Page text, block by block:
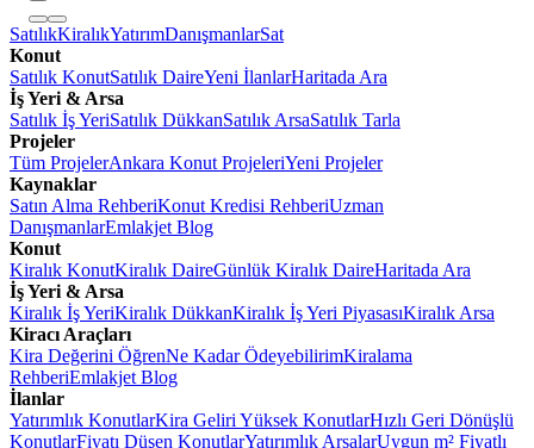
SatılıkKiralıkYatırımDanışmanlarSat
Konut
Satılık KonutSatılık DaireYeni İlanlarHaritada Ara
İş Yeri & Arsa
Satılık İş YeriSatılık DükkanSatılık ArsaSatılık Tarla
Projeler
Tüm ProjelerAnkara Konut ProjeleriYeni Projeler
Kaynaklar
Satın Alma RehberiKonut Kredisi RehberiUzman
DanışmanlarEmlakjet Blog
Konut
Kiralık KonutKiralık DaireGünlük Kiralık DaireHaritada Ara
İş Yeri & Arsa
Kiralık İş YeriKiralık DükkanKiralık İş Yeri PiyasasıKiralık Arsa
Kiracı Araçları
Kira Değerini ÖğrenNe Kadar ÖdeyebilirimKiralama
RehberiEmlakjet Blog
İlanlar
Yatırımlık KonutlarKira Geliri Yüksek KonutlarHızlı Geri Dönüşlü
KonutlarFiyatı Düşen KonutlarYatırımlık ArsalarUygun m² Fiyatlı